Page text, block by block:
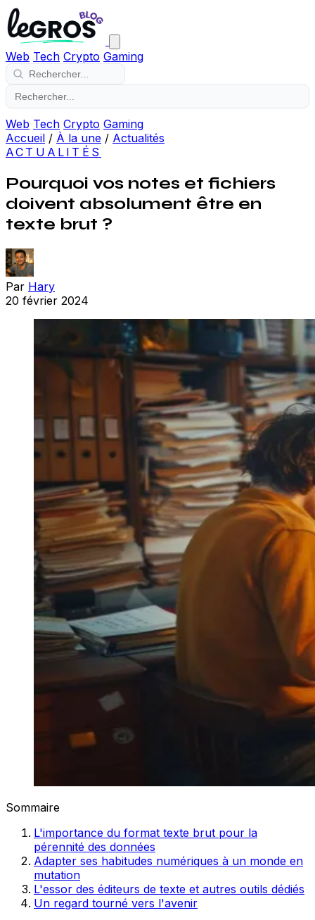
Web Tech Crypto Gaming
Web Tech Crypto Gaming
Accueil / À la une / Actualités
ACTUALITÉS
Pourquoi vos notes et fichiers
doivent absolument être en
texte brut ?
Par Hary
20 février 2024
Sommaire
L'importance du format texte brut pour la
pérennité des données
Adapter ses habitudes numériques à un monde en
mutation
L'essor des éditeurs de texte et autres outils dédiés
Un regard tourné vers l'avenir